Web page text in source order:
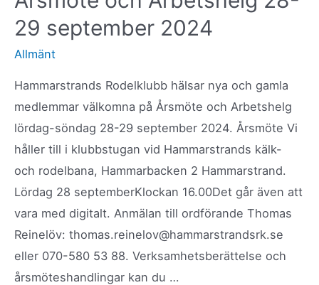
för
alpin-
och
7-
9
mars
29 september 2024
Allmänt
Hammarstrands Rodelklubb hälsar nya och gamla
medlemmar välkomna på Årsmöte och Arbetshelg
lördag-söndag 28-29 september 2024. Årsmöte Vi
håller till i klubbstugan vid Hammarstrands kälk-
och rodelbana, Hammarbacken 2 Hammarstrand.
Lördag 28 septemberKlockan 16.00Det går även att
vara med digitalt. Anmälan till ordförande Thomas
Reinelöv: thomas.reinelov@hammarstrandsrk.se
eller 070-580 53 88. Verksamhetsberättelse och
årsmöteshandlingar kan du …